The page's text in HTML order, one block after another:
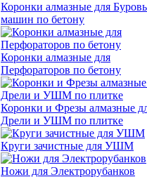
Коронки алмазные для
машин по бетону
Коронки алмазные для
Перфораторов по бетону
Коронки и Фрезы алмазные
Дрели и УШМ по плитке
Круги зачистные для УШМ
Ножи для Электрорубанков